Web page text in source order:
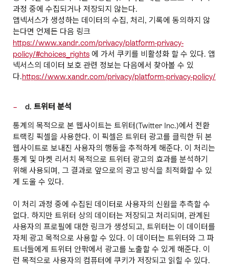
과정 중에 수집되거나 저장되지 않는다.
앱넥서스가 생성하는 데이터의 수집, 처리, 기록에 동의하지 않
는다면 언제든 다음 링크
https://www.xandr.com/privacy/platform-privacy-
policy/#choices_rights 에 가서 쿠키를 비활성화 할 수 있다. 앱
넥서스의 데이터 보호 관련 정보는 다음에서 찾아볼 수 있
다.https://www.xandr.com/privacy/platform-privacy-policy/
d. 트위터 분석
통계의 목적으로 본 웹사이트는 트위터(Twitter Inc.)에서 전환
트랙킹 픽셀을 사용한다. 이 픽셀은 트위터 광고를 클릭한 뒤 본
웹사이트로 보내진 사용자의 행동을 추적하게 해준다. 이 처리는
통계 및 마켓 리서치 목적으로 트위터 광고의 효과를 분석하기
위해 사용되며, 그 결과로 앞으로의 광고 방식을 최적화할 수 있
게 도울 수 있다.
이 처리 과정 중에 수집된 데이터로 사용자의 신원을 추측할 수
없다. 하지만 트위터 상의 데이터는 저장되고 처리되며, 관계된
사용자의 프로필에 대한 링크가 생성되고, 트위터는 이 데이터를
자체 광고 목적으로 사용할 수 있다. 이 데이터는 트위터와 그 파
트너들에게 트위터 안팎에서 광고를 노출할 수 있게 해준다. 이
런 목적으로 사용자의 컴퓨터에 쿠키가 저장되고 읽힐 수 있다.